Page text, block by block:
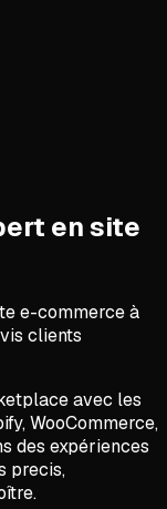
ensite
e-commerceà
clients
avec les
WooCommerce,
des expériences
precis,